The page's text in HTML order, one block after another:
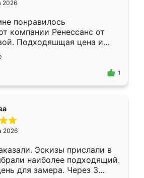
2026
понравилось
компании Ренессанс от
Подходяшщая цена и
изготовления. Приехавший
Владислав
эскизу самый
1
2026
Эскизы прислали в
наиболее подходящий.
для замера. Через 3